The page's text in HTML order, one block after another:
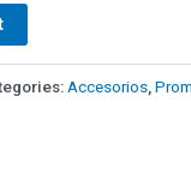
Accesorios,